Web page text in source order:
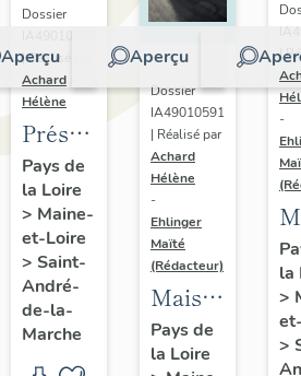
Aperçu
Dossier
IA49010563
| Réalisé par
Achard
Hélène
Présentation
du
patrimoine
industriel
de la
commune
de
Saint-
Pays de
la Loire
> Maine-
et-Loire
> Saint-
André-
de-la-
Marche
Aperçu
Dossier
IA49010591
| Réalisé par
Achard
Hélène
-
Ehlinger
Maïté
(Rédacteur)
Maison
de
l'industriel
Pays de
la Loire
|
-
la
>
>